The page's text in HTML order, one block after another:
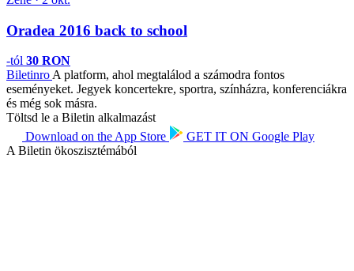
Oradea 2016 back to school
-tól 30 RON
BiletinroA platform, ahol megtalálod a számodra fontos
eseményeket. Jegyek koncertekre, sportra, színházra, konferenciákra
és még sok másra.
Töltsd le a Biletin alkalmazást
Download on theApp Store GET IT ON Google Play
A Biletin ökoszisztémából